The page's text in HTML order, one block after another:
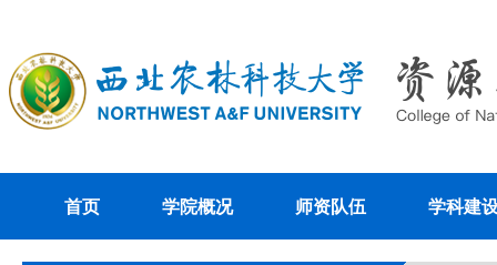
首页 学院概况 师资队伍 学科建